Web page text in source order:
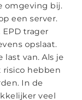
omgeving bij.
een server.
trager
opslaat.
last van. Als je
hebben
In de
veel